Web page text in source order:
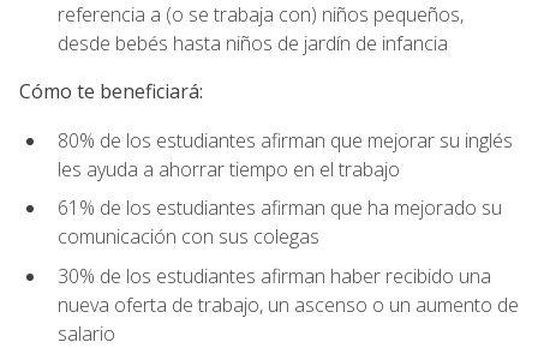
referencia a (o se trabaja con) niños pequeños,
desde bebés hasta niños de jardín de infancia
Cómo te beneficiará:
80% de los estudiantes afirman que mejorar su inglés
les ayuda a ahorrar tiempo en el trabajo
61% de los estudiantes afirman que ha mejorado su
comunicación con sus colegas
30% de los estudiantes afirman haber recibido una
nueva oferta de trabajo, un ascenso o un aumento de
salario